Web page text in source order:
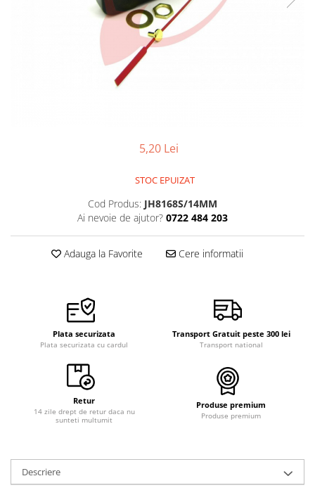
Ceasuri Daniel Klein
Turnare, Lipire, Finisare
Truse / Kituri Ceasornicar
5,20 Lei
STOC EPUIZAT
Cod Produs: JH8168S/14MM
Ai nevoie de ajutor? 0722 484 203
Adauga la Favorite Cere informatii
Plata securizata
Plata securizata cu cardul
Transport Gratuit peste 300 lei
Transport national
Retur
14 zile drept de retur daca nu
sunteti multumit
Produse premium
Produse premium
Descriere